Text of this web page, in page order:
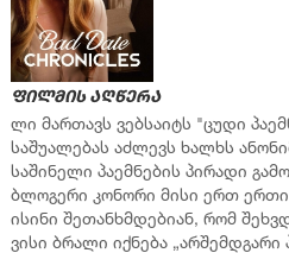
ფილმის აღწერა
ლი მართავს ვებსაიტს "ცუდი
საშუალებას აძლევს ხალხს
საშინელი პაემნების პირადი
ბლოგერი კონორი მისი ერთ ერთი
ისინი შეთანხმდებიან, რომ
ვისი ბრალი იქნება „არშემდგარი